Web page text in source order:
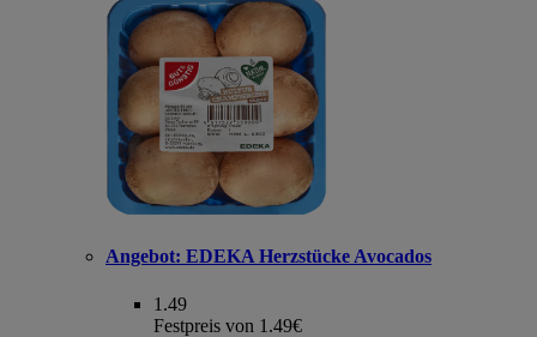
Angebot: EDEKA Herzstücke Avocados
1.49
Festpreis von 1.49€